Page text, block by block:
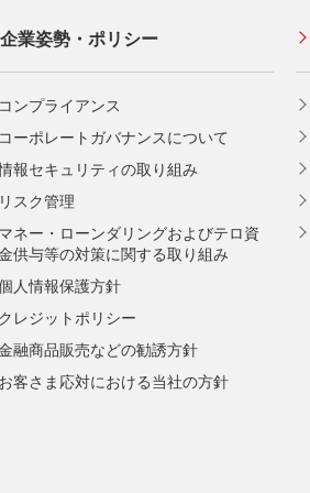
会員サイト
ポイントプログラム
アメリカン・エキスプレス
プラチナ会員さま専用の特別なサービ
ス Platinum Special Service
大規模企業のお客さまだけにご利用い
だけるサービス
割賦販売法における加盟店さまの遵守
事項について
個人情報のお取り扱いに関するお願い
[EC加盟店さまへ] 情報漏えい対策のお
い
[EC加盟店さまへ] 不正ログイン対策の
加盟店さまへ] EMV3Dセキュアの導
願い
ご契約店舗追加のご案内
お取扱種別のご案内
企業姿勢・ポリシー
コンプライアンス
コーポレートガバナンスについて
報セキュリティの取り組み
リスク管理
マネー・ローンダリングおよびテロ資
供与等の対策に関する取り組み
人情報保護方針
クレジットポリシー
融商品販売などの勧誘方針
お客さま応対における当社の方針